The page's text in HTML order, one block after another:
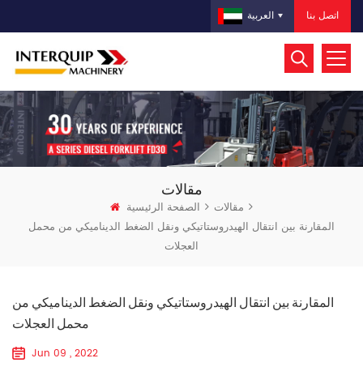
اتصل بنا العربية
مقالات
الصفحة الرئيسية
مقالات
المقارنة بين انتقال الهيدروستاتيكي ونقل الضغط الديناميكي من محمل
العجلات
المقارنة بين انتقال الهيدروستاتيكي ونقل الضغط الديناميكي من
محمل العجلات
Jun 09 , 2022